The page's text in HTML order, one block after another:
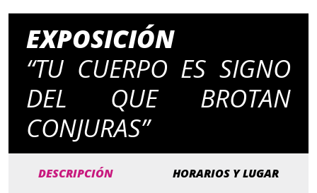
EXPOSICIÓN
“TU CUERPO ES SIGNO
DEL QUE BROTAN
CONJURAS”
DESCRIPCIÓN HORARIOS Y LUGAR